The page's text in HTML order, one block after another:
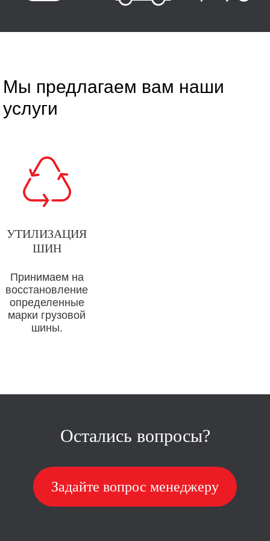
Мы предлагаем вам наши
услуги
УТИЛИЗАЦИЯ
ШИН
Принимаем на
восстановление
определенные
марки грузовой
шины.
Остались вопросы?
Задайте вопрос менеджеру